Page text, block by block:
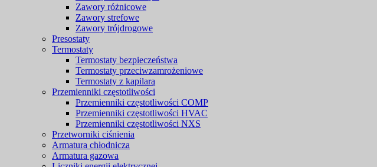
Zawory różnicowe
Zawory strefowe
Zawory trójdrogowe
Presostaty
Termostaty
Termostaty bezpieczeństwa
Termostaty przeciwzamrożeniowe
Termostaty z kapilarą
Przemienniki częstotliwości
Przemienniki częstotliwości COMP
Przemienniki częstotliwości HVAC
Przemienniki częstotliwości NXS
Przetworniki ciśnienia
Armatura chłodnicza
Armatura gazowa